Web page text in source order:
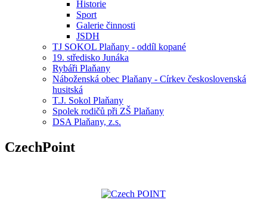
Historie
Sport
Galerie činnosti
JSDH
TJ SOKOL Plaňany - oddíl kopané
19. středisko Junáka
Rybáři Plaňany
Náboženská obec Plaňany - Církev československá
husitská
T.J. Sokol Plaňany
Spolek rodičů při ZŠ Plaňany
DSA Plaňany, z.s.
CzechPoint